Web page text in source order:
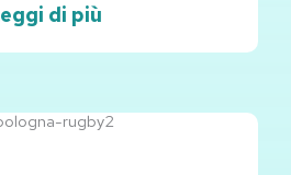
di più